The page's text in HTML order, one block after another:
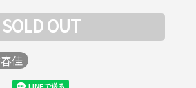
SOLD OUT
佳